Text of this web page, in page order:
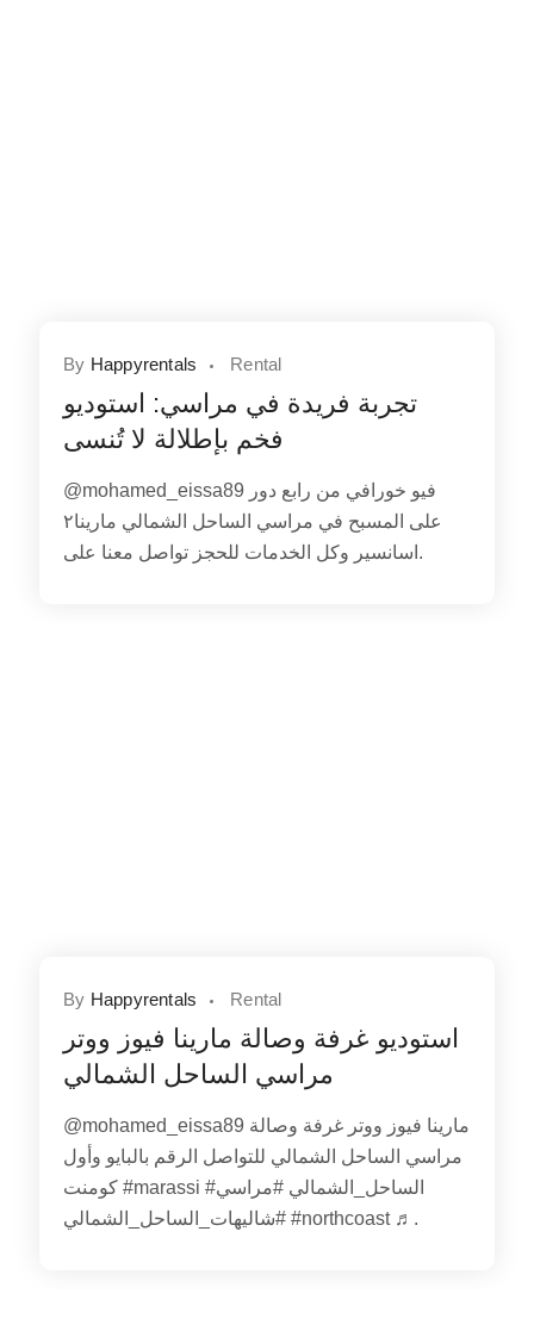
By Happyrentals Rental
تجربة فريدة في مراسي: استوديو
فخم بإطلالة لا تُنسى
@mohamed_eissa89 فيو خورافي من رابع دور
على المسبح في مراسي الساحل الشمالي مارينا٢
اسانسير وكل الخدمات للحجز تواصل معنا على.
By Happyrentals Rental
استوديو غرفة وصالة مارينا فيوز ووتر
مراسي الساحل الشمالي
@mohamed_eissa89 مارينا فيوز ووتر غرفة وصالة
مراسي الساحل الشمالي للتواصل الرقم بالبايو وأول
كومنت #marassi #الساحل_الشمالي #مراسي
#شاليهات_الساحل_الشمالي #northcoast ♬.